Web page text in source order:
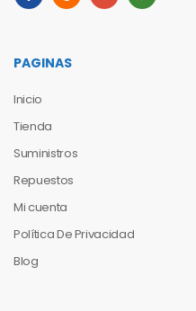
PAGINAS
Inicio
Tienda
Suministros
Repuestos
Mi cuenta
Política De Privacidad
Blog